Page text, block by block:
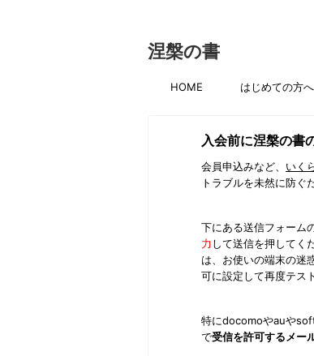
涅槃の書
HOME はじめての方へ
入会前に涅槃の書
会員申込みなど、 いく
トラブルを未然に防ぐ
下にある送信フォーム
力 して送信を押してく
は、お使いの端末の迷
可に設定して再度テス
特にdocomoやauや
で受信を許可するメー